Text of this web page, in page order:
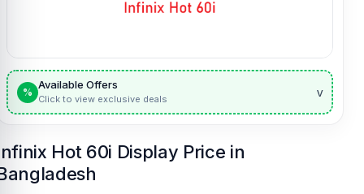
%
Available Offers
Click to view exclusive deals v
Hot 60i Display Price in